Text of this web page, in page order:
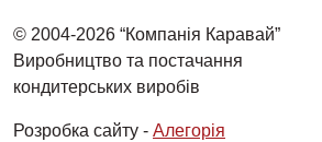
© 2004-2026 “Компанія Каравай”
Виробництво та постачання
кондитерських виробів
Розробка сайту - Алегорія